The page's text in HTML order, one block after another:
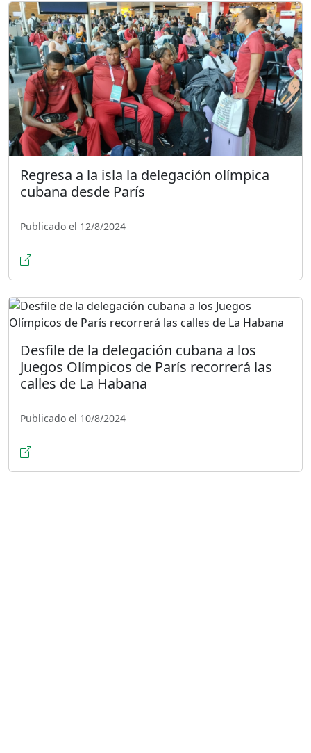
Regresa a la isla la delegación olímpica
cubana desde París
Publicado el 12/8/2024
Desfile de la delegación cubana a los
Juegos Olímpicos de París recorrerá las
calles de La Habana
Publicado el 10/8/2024